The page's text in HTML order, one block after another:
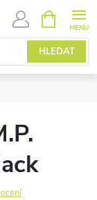
HLEDAT
NÁKUPNÍ
KOŠÍK